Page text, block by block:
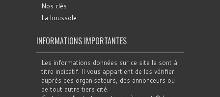
Nos clés
La boussole
INFORMATIONS IMPORTANTES
Les informations données sur ce site le sont à
titre indicatif. Il vous appartient de les vérifier
auprès des organisateurs, des annonceurs ou
de tout autre tiers cité.